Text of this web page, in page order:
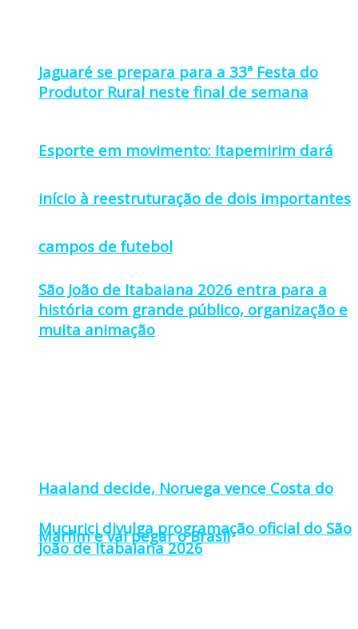
Esporte em movimento: Itapemirim dará
início à reestruturação de dois importantes
campos de futebol
Haaland decide, Noruega vence Costa do
Marfim e vai pegar o Brasil
Jaguaré se prepara para a 33ª Festa do
Produtor Rural neste final de semana
São João de Itabaiana 2026 entra para a
história com grande público, organização e
muita animação
Mucurici divulga programação oficial do São
João de Itabaiana 2026